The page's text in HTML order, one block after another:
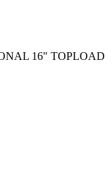
16" TOPLOAD